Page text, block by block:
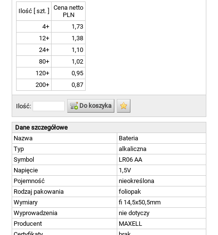
Ilość [ szt. ]
Cena netto
PLN
4+
1,73
12+
1,38
24+
1,10
80+
1,02
120+
0,95
200+
0,87
Ilość: Do koszyka
Dane szczegółowe
Nazwa
Bateria
Typ
alkaliczna
Symbol
LR06 AA
Napięcie
1,5V
Pojemność
nieokreślona
Rodzaj pakowania
foliopak
Wymiary
fi 14,5x50,5mm
Wyprowadzenia
nie dotyczy
Producent
MAXELL